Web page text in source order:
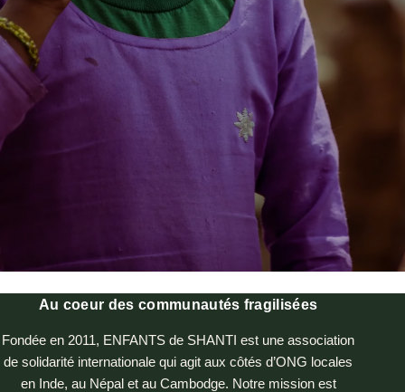
Au coeur des communautés fragilisées
Fondée en 2011, ENFANTS de SHANTI est une association
de solidarité internationale qui agit aux côtés d’ONG locales
en Inde, au Népal et au Cambodge. Notre mission est